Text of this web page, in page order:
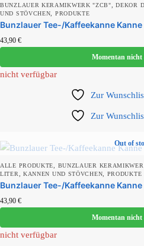
Produkt Farbe
Produkt Form
Produkt Füllmenge
Produkt Kollektion
Produkt Motiv
BUNZLAUER KERAMIKWERK "ZCB" ,DEKOR
UND STÖVCHEN
PRODUKTE
Bunzlauer Tee-/Kaffeekanne Kanne
43,90 €
Momentan nicht
nicht verfügbar
Zur
Zur
Out of
ALLE PRODUKTE BUNZLAUER
LITER
KANNEN UND STÖVCHEN PRODUKTE
Bunzlauer Tee-/Kaffeekanne Kanne
43,90 €
Momentan nicht
nicht verfügbar